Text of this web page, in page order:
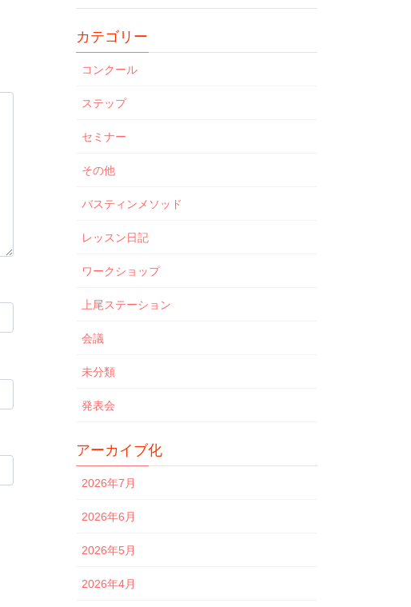
カテゴリー
コンクール
ステップ
セミナー
その他
バスティンメソッド
レッスン日記
ワークショップ
上尾ステーション
会議
未分類
発表会
アーカイブ化
2026年7月
2026年6月
2026年5月
2026年4月